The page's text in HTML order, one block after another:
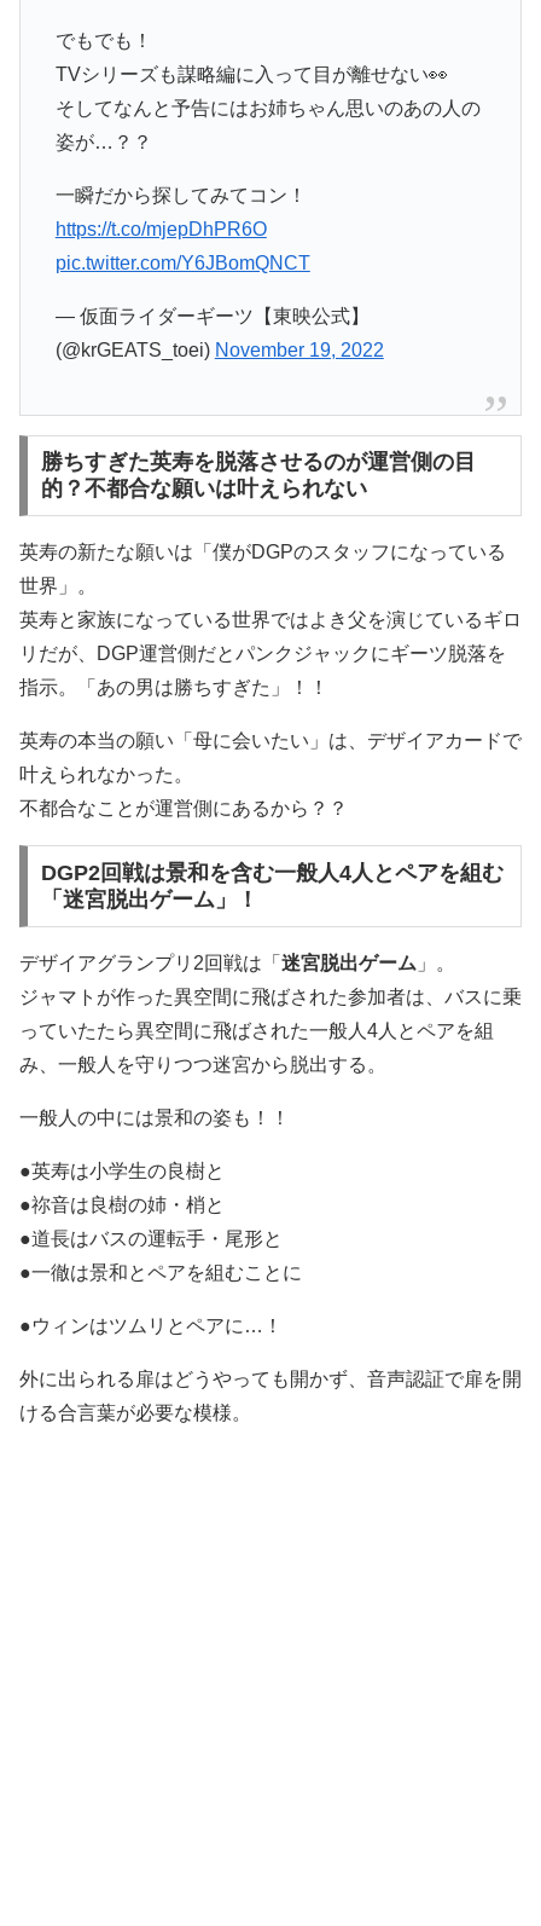
でもでも！
TVシリーズも謀略編に入って目が離せない👀
そしてなんと予告にはお姉ちゃん思いのあの人の
姿が…？？
一瞬だから探してみてコン！
https://t.co/mjepDhPR6O
pic.twitter.com/Y6JBomQNCT
— 仮面ライダーギーツ【東映公式】
(@krGEATS_toei) November 19, 2022
勝ちすぎた英寿を脱落させるのが運営側の目
的？不都合な願いは叶えられない
英寿の新たな願いは「僕がDGPのスタッフになっている
世界」。
英寿と家族になっている世界ではよき父を演じているギロ
リだが、DGP運営側だとパンクジャックにギーツ脱落を
指示。「あの男は勝ちすぎた」！！
英寿の本当の願い「母に会いたい」は、デザイアカードで
叶えられなかった。
不都合なことが運営側にあるから？？
DGP2回戦は景和を含む一般人4人とペアを組む
「迷宮脱出ゲーム」！
デザイアグランプリ2回戦は「 迷宮脱出ゲーム 」。
ジャマトが作った異空間に飛ばされた参加者は、バスに乗
っていたたら異空間に飛ばされた一般人4人とペアを組
み、一般人を守りつつ迷宮から脱出する。
一般人の中には景和の姿も！！
●英寿は小学生の良樹と
●祢音は良樹の姉・梢と
●道長はバスの運転手・尾形と
●一徹は景和とペアを組むことに
●ウィンはツムリとペアに…！
外に出られる扉はどうやっても開かず、音声認証で扉を開
ける合言葉が必要な模様。